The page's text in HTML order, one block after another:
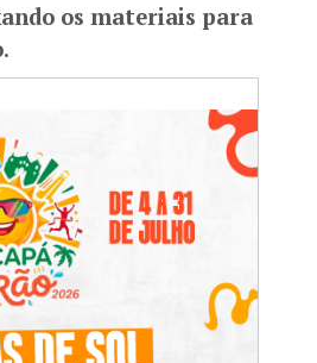
os materiais para
.